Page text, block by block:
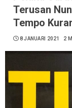
Terusan
Tempo
8 JANUARI 2021 2